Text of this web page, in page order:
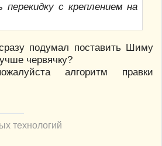
перекидку с креплением на
подумал поставить Шиму
червячку?
алгоритм правки
технологий